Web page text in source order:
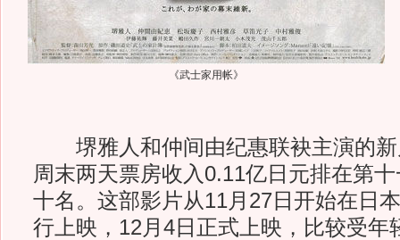
《武士家用帐》
堺雅人和仲间由纪惠联袂主演的新
周末两天票房收入0.11亿日元排在第
十名。这部影片从11月27日开始在日
行上映，12月4日正式上映，比较受年